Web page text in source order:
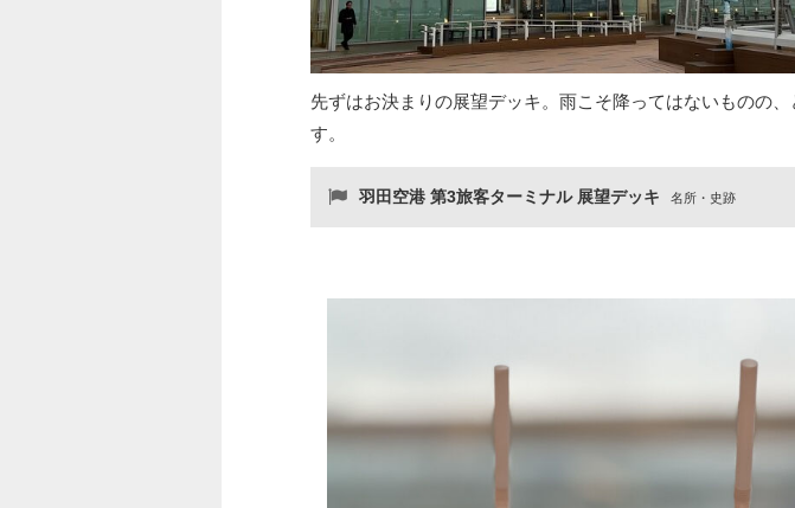
先ずはお決まりの展望デッキ。雨こそ降ってはないものの
す。
羽田空港 第3旅客ターミナル 展望デッキ 名所・史跡